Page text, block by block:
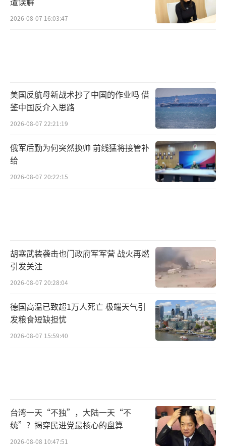
2026-08-07 16:03:47
美国反航母新战术抄了中国的作业吗 借
鉴中国反介入思路
2026-08-07 22:21:19
俄军后勤为何突然换帅 前线猛将接管补
给
2026-08-07 20:22:15
胡塞武装袭击也门政府军军营 战火再燃
引发关注
2026-08-07 20:28:04
德国高温已致超1万人死亡 极端天气引
发粮食短缺担忧
2026-08-07 15:59:40
台湾一天“不独”，大陆一天“不
统”？揭穿民进党最核心的盘算
2026-08-08 10:47:51